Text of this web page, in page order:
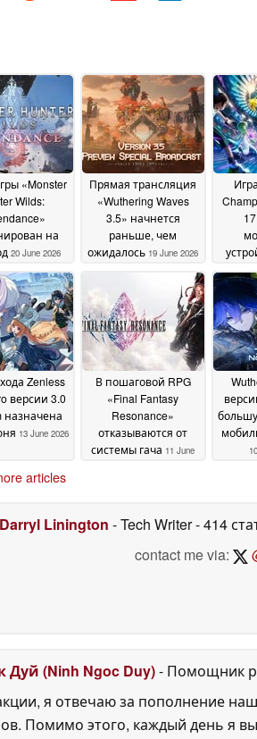
«Monster
Wilds:
на
20 June 2026
Прямая трансляция
«Wuthering Waves
3.5» начнется
раньше, чем
ожидалось 19 June 2026
Zenless
версии 3.0
назначена
13 June 2026
В пошаговой RPG
«Final Fantasy
Resonance»
отказываются от
системы гача 11 June
articles
Darryl Linington - Tech Writer- 414
contact me via:
Дуй (Ninh Ngoc Duy)- Помощник
я отвечаю за пополнение
Помимо этого, каждый день я